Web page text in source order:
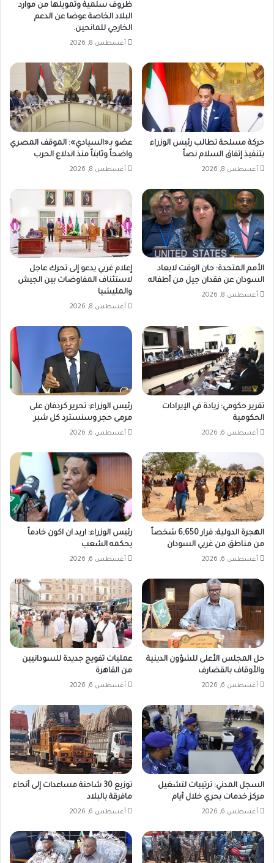
ظروف سلمية وتمويلها من موارد
البلاد الخاصة عوضا عن الدعم
الخارجي للمانحين.
أغسطس 8, 2026
حركة مسلحة تطالب رئيس الوزراء
بتنفيذ إتفاق السلام نصاً
أغسطس 8, 2026
عضو بـ«السيادي»: الموقف المصري
واضحاً وثابتاً منذ اندلاع الحرب
أغسطس 8, 2026
الأمم المتحدة: حان الوقت لابعاد
السودان عن فقدان جيل من أطفاله
أغسطس 8, 2026
إعلام غربي يدعو إلى تحرك عاجل
لاستئناف المفاوضات بين الجيش
والمليشيا
أغسطس 8, 2026
تقرير حكومي: زيادة في الإيرادات
الحكومية
أغسطس 6, 2026
رئيس الوزراء: تحرير كردفان على
مرمى حجر وسنسترد كل شبر
أغسطس 6, 2026
الهجرة الدولية: فرار 6,650 شخصاً
من مناطق من غربي السودان
أغسطس 6, 2026
رئيس الوزراء: اريد ان اكون خادماً
يحكمه الشعب
أغسطس 6, 2026
حل المجلس الأعلى للشؤون الدينية
والأوقاف بالقضارف
أغسطس 6, 2026
عمليات تفويج جديدة للسودانيين
من القاهرة
أغسطس 6, 2026
السجل المدني: ترتيبات لتشغيل
مركز خدمات بحري خلال أيام
أغسطس 6, 2026
توزيع 30 شاحنة مساعدات إلى أنحاء
مافرقة بالبلاد
أغسطس 6, 2026